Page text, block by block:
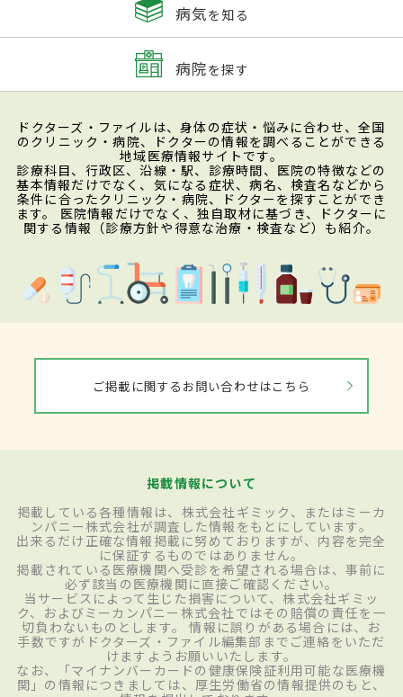
病気を知る
病院を探す
ドクターズ・ファイルは、身体の症状・悩みに合わせ、全国
のクリニック・病院、ドクターの情報を調べることができる
地域医療情報サイトです。
診療科目、行政区、沿線・駅、診療時間、医院の特徴などの
基本情報だけでなく、気になる症状、病名、検査名などから
条件に合ったクリニック・病院、ドクターを探すことができ
ます。 医院情報だけでなく、独自取材に基づき、ドクターに
関する情報（診療方針や得意な治療・検査など）も紹介。
ご掲載に関するお問い合わせはこちら
掲載情報について
掲載している各種情報は、株式会社ギミック、またはミーカ
ンパニー株式会社が調査した情報をもとにしています。
出来るだけ正確な情報掲載に努めておりますが、内容を完全
に保証するものではありません。
掲載されている医療機関へ受診を希望される場合は、事前に
必ず該当の医療機関に直接ご確認ください。
当サービスによって生じた損害について、株式会社ギミッ
ク、およびミーカンパニー株式会社ではその賠償の責任を一
切負わないものとします。 情報に誤りがある場合には、お
手数ですがドクターズ・ファイル編集部までご連絡をいただ
けますようお願いいたします。
なお、「マイナンバーカードの健康保険証利用可能な医療機
関」の情報につきましては、厚生労働省の情報提供のもと、